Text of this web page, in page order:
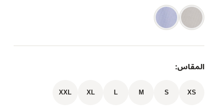
المقاس:
XS
S
M
L
XL
XXL